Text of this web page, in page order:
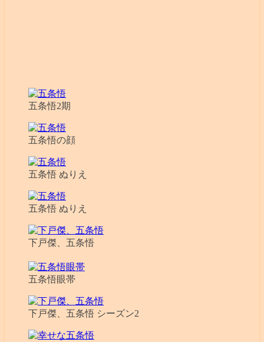
五条悟2期
五条悟の顔
五条悟 ぬりえ
五条悟 ぬりえ
下戸傑、五条悟
五条悟眼帯
下戸傑、五条悟 シーズン2